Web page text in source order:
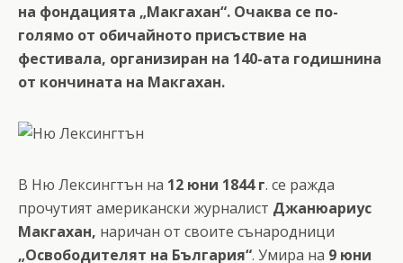
на фондацията „Макгахан“. Очаква се по-
голямо от обичайното присъствие на
фестивала, организиран на 140-ата годишнина
от кончината на Макгахан.
В Ню Лексингтън на 12 юни 1844 г. се ражда
прочутият американски журналист Джанюариус
Макгахан, наричан от своите сънародници
„Освободителят на България“. Умира на 9 юни